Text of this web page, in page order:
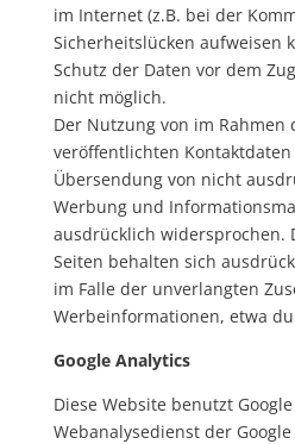
im Internet (z.B. bei der
Sicherheitslücken aufweisen
Schutz der Daten vor dem
nicht möglich.
Der Nutzung von im
veröffentlichten
Übersendung von nicht
Werbung und
ausdrücklich widersprochen.
Seiten behalten sich
im Falle der unverlangten
Werbeinformationen, etwa
Google Analytics
Diese Website benutzt
Webanalysedienst der Google